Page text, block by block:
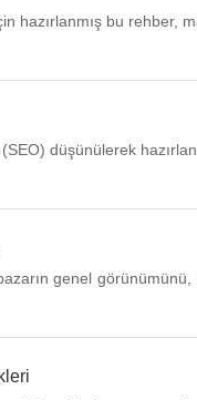
bu rehber,
düşünülerek
genel